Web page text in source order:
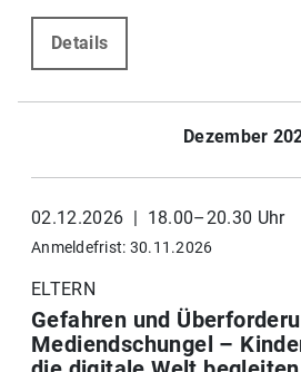
Details
Dezember
02.12.2026 | 18.00–20.30 Uhr
Anmeldefrist: 30.11.2026
ELTERN
Gefahren und
Mediendschungel –